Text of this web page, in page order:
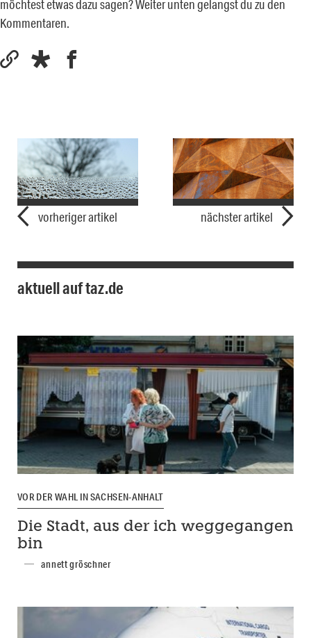
möchtest etwas dazu sagen? Weiter unten gelangst du zu den
Kommentaren.
vorheriger artikel nächster artikel
aktuell auf taz.de
VOR DER WAHL IN SACHSEN-ANHALT
Die Stadt, aus der ich weggegangen
bin
annett gröschner